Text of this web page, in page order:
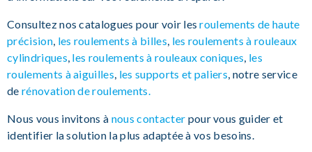
Consultez nos catalogues pour voir lesroulements de haute
précision, les roulements à billes, les roulements à rouleaux
cylindriques, les roulements à rouleaux coniques, les
roulements à aiguilles, les supports et paliers, notre service
de rénovation de roulements.
Nous vous invitons à nous contacter pour vous guider et
identifier la solution la plus adaptée à vos besoins.